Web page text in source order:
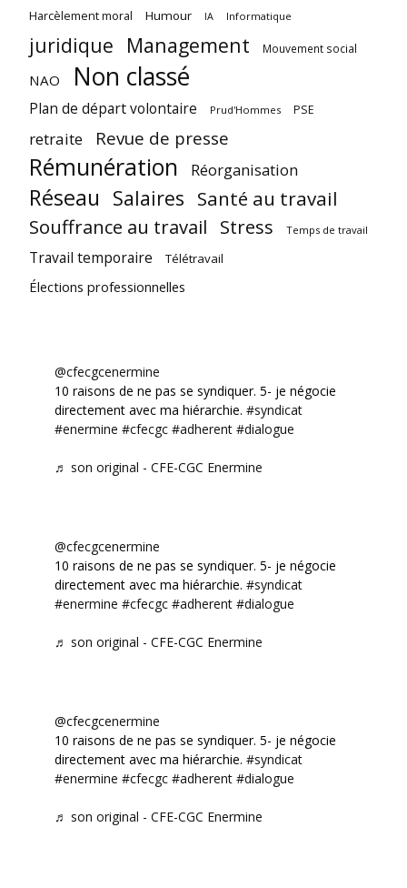
Harcèlement moral Humour IA Informatique
juridique Management Mouvement social
NAO Non classé
Plan de départ volontaire Prud'Hommes PSE
retraite Revue de presse
Rémunération Réorganisation
Réseau Salaires Santé au travail
Souffrance au travail Stress Temps de travail
Travail temporaire Télétravail
Élections professionnelles
@cfecgcenermine
10 raisons de ne pas se syndiquer. 5- je négocie
directement avec ma hiérarchie. #syndicat
#enermine #cfecgc #adherent #dialogue
♬ son original - CFE-CGC Enermine
@cfecgcenermine
10 raisons de ne pas se syndiquer. 5- je négocie
directement avec ma hiérarchie. #syndicat
#enermine #cfecgc #adherent #dialogue
♬ son original - CFE-CGC Enermine
@cfecgcenermine
10 raisons de ne pas se syndiquer. 5- je négocie
directement avec ma hiérarchie. #syndicat
#enermine #cfecgc #adherent #dialogue
♬ son original - CFE-CGC Enermine